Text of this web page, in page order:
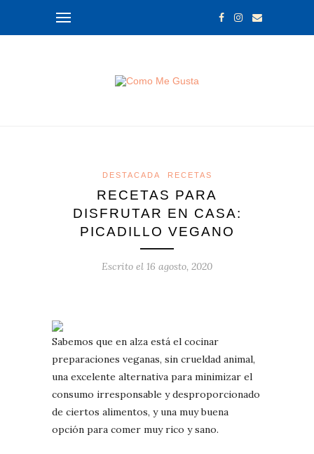
DESTACADA RECETAS
RECETAS PARA
DISFRUTAR EN CASA:
PICADILLO VEGANO
Escrito el 16 agosto, 2020
Sabemos que en alza está el cocinar
preparaciones veganas, sin crueldad animal,
una excelente alternativa para minimizar el
consumo irresponsable y desproporcionado
de ciertos alimentos, y una muy buena
opción para comer muy rico y sano.